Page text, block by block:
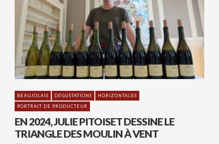
BEAUJOLAIS DÉGUSTATIONS
HORIZONTALES
PORTRAIT DE PRODUCTEUR
EN 2024, JULIE PITOISET DESSINE LE
TRIANGLE DES MOULIN À VENT